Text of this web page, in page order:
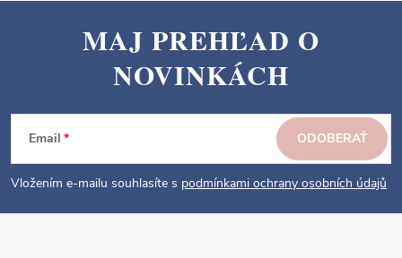
p
e
MAJ PREHĽAD O
NOVINKÁCH
Email
Vložením e-mailu souhlasíte s podmínkami ochrany osobních údajů
ODOBERAŤ